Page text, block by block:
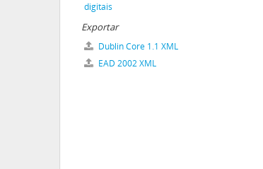
digitais
Exportar
Dublin Core 1.1 XML
EAD 2002 XML